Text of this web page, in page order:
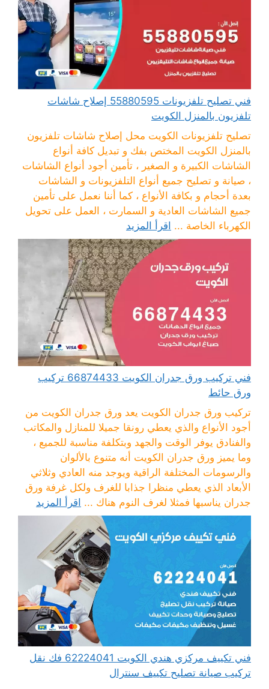
فني تصليح تلفزيونات 55880595 إصلاح شاشات
تلفزيون بالمنزل الكويت
تصليح تلفزيونات الكويت محل إصلاح شاشات تلفزيون
بالمنزل الكويت المختص بفك و تبديل كافة أنواع
الشاشات الكبيرة و الصغير ، تأمين أجود أنواع الشاشات
، صيانة و تصليح جميع أنواع التلفزيونات و الشاشات
بعدة أحجام و بكافة الأنواع ، كما أننا نعمل على تأمين
جميع الشاشات العادية و السمارت ، العمل على تحويل
الكهرباء الخاصة ... اقرأ المزيد
فني تركيب ورق جدران الكويت 66874433 تركيب
ورق حائط
تركيب ورق جدران الكويت يعد ورق جدران الكويت من
أجود الأنواع والذي يعطي رونقا جميلا للمنازل والمكاتب
والفنادق يوفر الوقت والجهد وبتكلفة مناسبة للجميع ،
وما يميز ورق جدران الكويت أنه متنوع بالألوان
والرسومات المختلفة الراقية ويوجد منه العادي وثلاثي
الأبعاد الذي يعطي منظرا جذابا للغرف ولكل غرفة ورق
جدران يناسبها فمثلا لغرف النوم هناك ... اقرأ المزيد
فني تكييف مركزي هندي الكويت 62224041 فك نقل
تركيب صيانة تصليح تكييف سنترال